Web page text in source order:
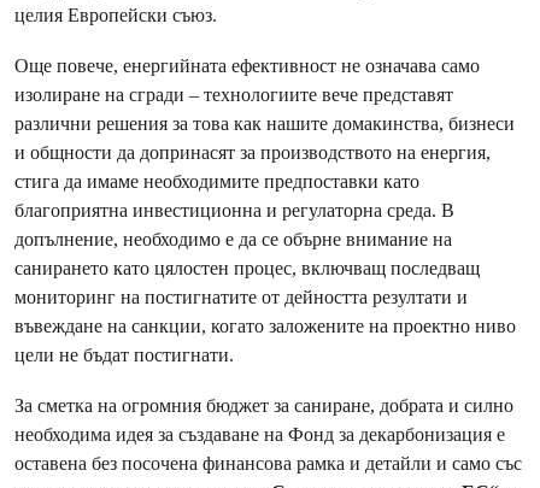
целия Европейски съюз.
Още повече, енергийната ефективност не означава само
изолиране на сгради – технологиите вече представят
различни решения за това как нашите домакинства, бизнеси
и общности да допринасят за производството на енергия,
стига да имаме необходимите предпоставки като
благоприятна инвестиционна и регулаторна среда. В
допълнение, необходимо е да се обърне внимание на
санирането като цялостен процес, включващ последващ
мониторинг на постигнатите от дейността резултати и
въвеждане на санкции, когато заложените на проектно ниво
цели не бъдат постигнати.
За сметка на огромния бюджет за саниране, добрата и силно
необходимa идея за създаване на Фонд за декарбонизация е
оставена без посочена финансова рамка и детайли и само със